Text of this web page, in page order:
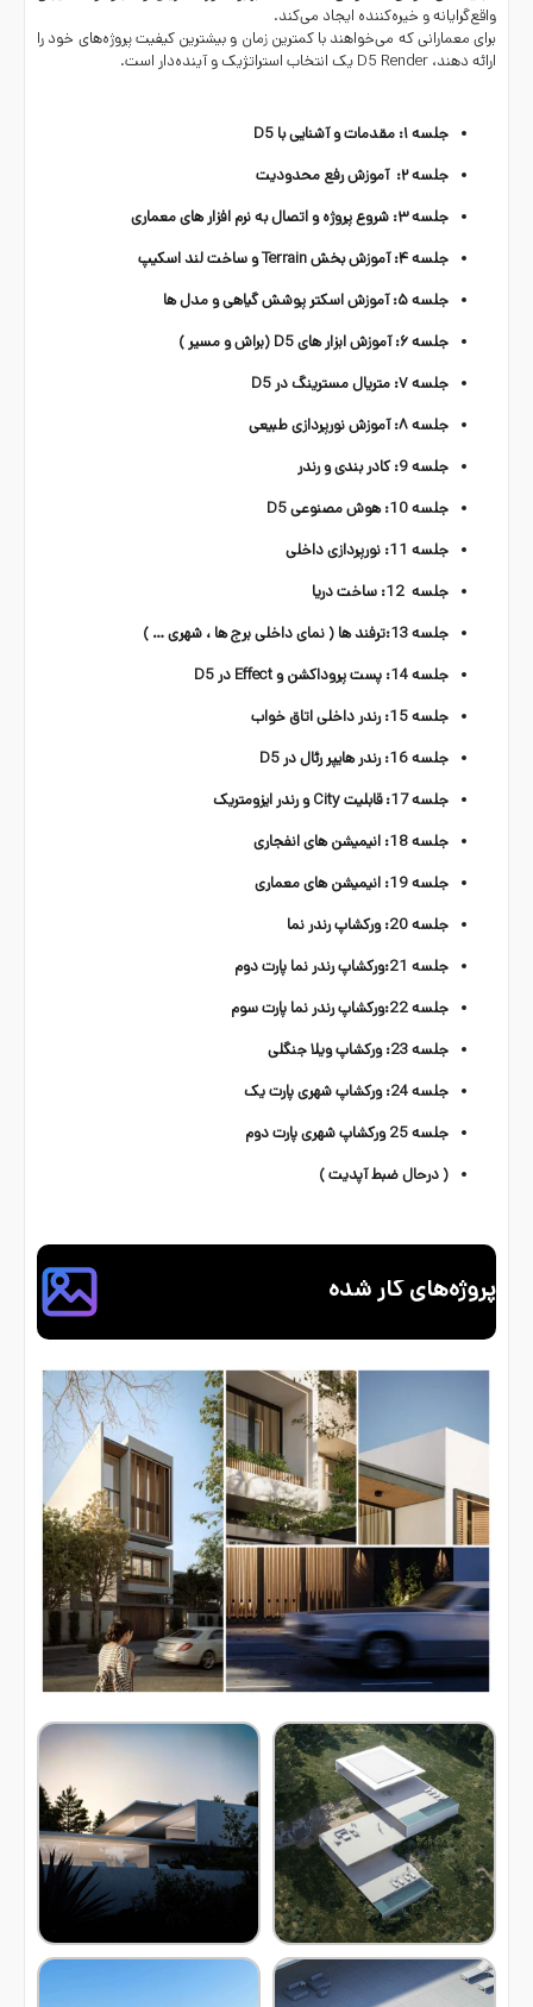
واقع‌گرایانه و خیره‌کننده ایجاد می‌کند.
برای معمارانی که می‌خواهند با کمترین زمان و بیشترین کیفیت پروژه‌های خود را
ارائه دهند، D5 Render یک انتخاب استراتژیک و آینده‌دار است.
جلسه ۱: مقدمات و آشنایی با D5
جلسه ۲: آموزش رفع محدودیت
جلسه ۳: شروع پروژه و اتصال به نرم افزار های معماری
جلسه ۴: آموزش بخش Terrain و ساخت لند اسکیپ
جلسه ۵: آموزش اسکتر پوشش گیاهی و مدل ها
جلسه ۶: آموزش ابزار های D5 (براش و مسیر )
جلسه ۷: متریال مسترینگ در D5
جلسه ۸: آموزش نورپردازی طبیعی
جلسه 9: کادر بندی و رندر
جلسه 10: هوش مصنوعی D5
جلسه 11: نورپردازی داخلی
جلسه 12: ساخت دریا
جلسه 13:ترفند ها ( نمای داخلی برج ها ، شهری … )
جلسه 14: پست پروداکشن و Effect در D5
جلسه 15: رندر داخلی اتاق خواب
جلسه 16: رندر هایپر رئال در D5
جلسه 17: قابلیت City و رندر ایزومتریک
جلسه 18: انیمیشن های انفجاری
جلسه 19: انیمیشن های معماری
جلسه 20: ورکشاپ رندر نما
جلسه 21:ورکشاپ رندر نما پارت دوم
جلسه 22:ورکشاپ رندر نما پارت سوم
جلسه 23: ورکشاپ ویلا جنگلی
جلسه 24: ورکشاپ شهری پارت یک
جلسه 25 ورکشاپ شهری پارت دوم
( درحال ضبط آپدیت )
پروژه‌های کار شده